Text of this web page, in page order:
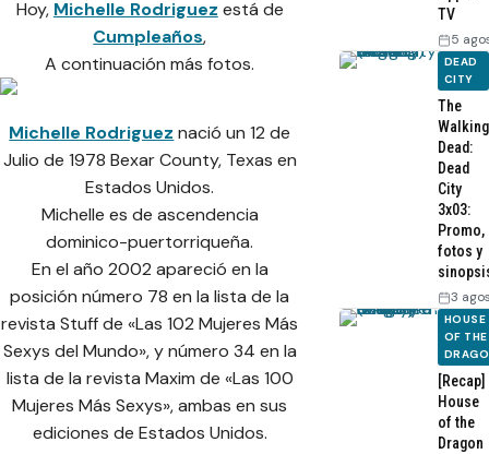
Hoy, Michelle Rodriguez está de
Cumpleaños,
A continuación más fotos.
Michelle Rodriguez nació un 12 de
Julio de 1978 Bexar County, Texas en
Estados Unidos.
Michelle es de ascendencia
dominico-puertorriqueña.
En el año 2002 apareció en la
posición número 78 en la lista de la
revista Stuff de «Las 102 Mujeres Más
Sexys del Mundo», y número 34 en la
lista de la revista Maxim de «Las 100
Mujeres Más Sexys», ambas en sus
ediciones de Estados Unidos.
TV
5
DEAD
CITY
The
Walking
Dead:
Dead
City
3x03:
Promo,
fotos y
3
HOUSE
OF THE
[Recap]
House
of the
Dragon